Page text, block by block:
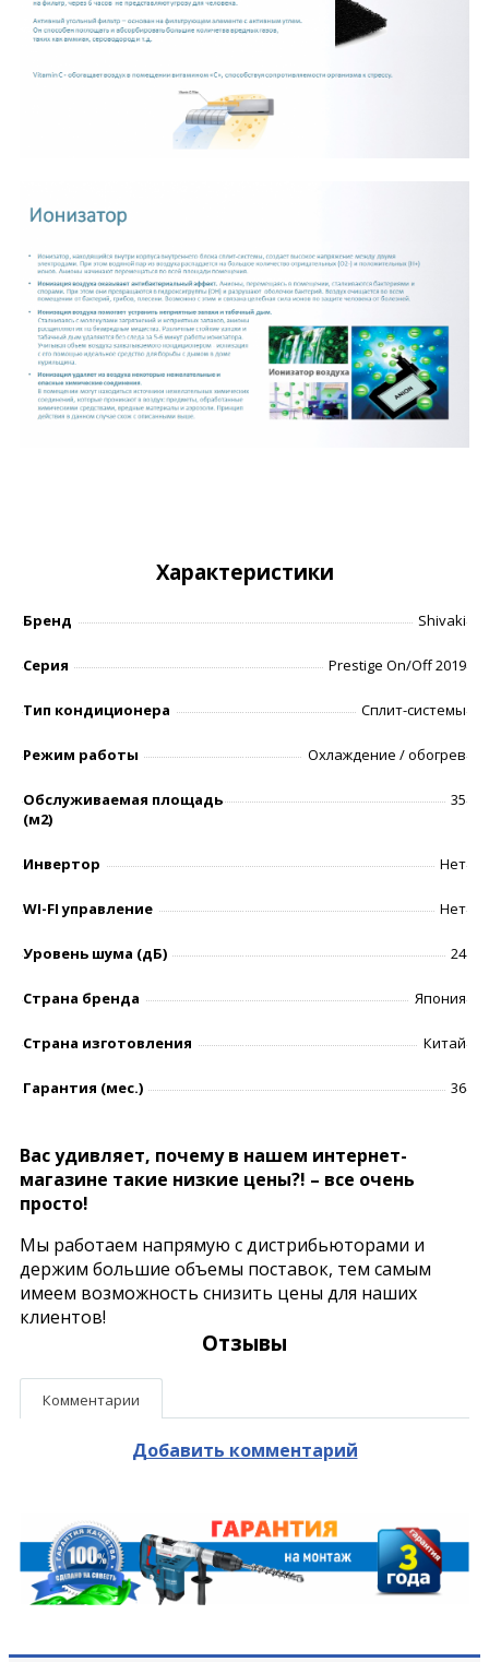
Характеристики
Бренд Shivaki
Серия Prestige On/Off 2019
Тип кондиционера Сплит-системы
Режим работы Охлаждение / обогрев
Обслуживаемая площадь
(м2)
35
Инвертор Нет
WI-FI управление Нет
Уровень шумa (дБ) 24
Страна бренда Япония
Страна изготовления Китай
Гарантия (мес.) 36
Вас удивляет, почему в нашем интернет-
магазине такие низкие цены?! – все очень
просто!
Мы работаем напрямую с дистрибьюторами и
держим большие объемы поставок, тем самым
имеем возможность снизить цены для наших
клиентов!
Отзывы
Комментарии
Добавить комментарий